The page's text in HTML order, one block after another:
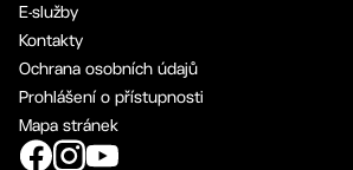
E-služby
Kontakty
Ochrana osobních údajů
Prohlášení o přístupnosti
Mapa stránek